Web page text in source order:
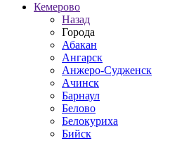
Кемерово
Назад
Города
Абакан
Ангарск
Анжеро-Судженск
Ачинск
Барнаул
Белово
Белокуриха
Бийск